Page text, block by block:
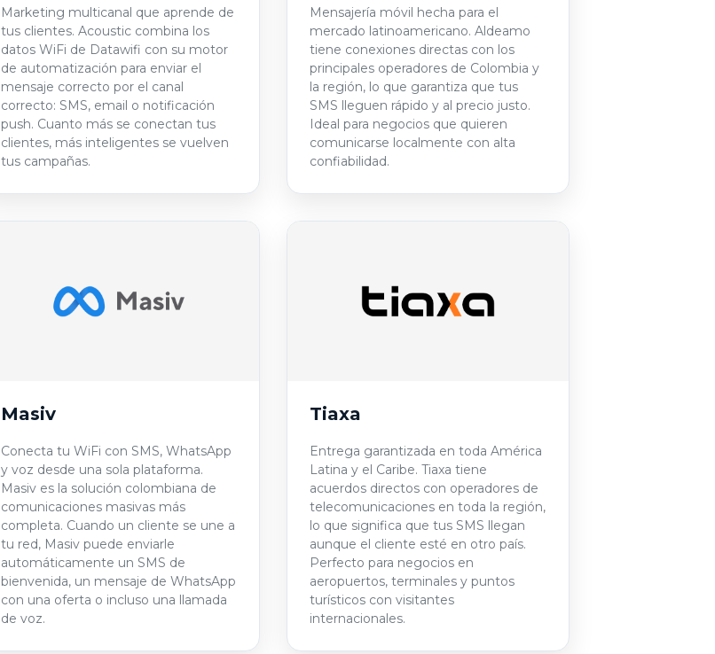
Marketing multicanal que aprende de
tus clientes. Acoustic combina los
datos WiFi de Datawifi con su motor
de automatización para enviar el
mensaje correcto por el canal
correcto: SMS, email o notificación
push. Cuanto más se conectan tus
clientes, más inteligentes se vuelven
tus campañas.
Mensajería móvil hecha para el
mercado latinoamericano. Aldeamo
tiene conexiones directas con los
principales operadores de Colombia y
la región, lo que garantiza que tus
SMS lleguen rápido y al precio justo.
Ideal para negocios que quieren
comunicarse localmente con alta
confiabilidad.
Masiv
Conecta tu WiFi con SMS, WhatsApp
y voz desde una sola plataforma.
Masiv es la solución colombiana de
comunicaciones masivas más
completa. Cuando un cliente se une a
tu red, Masiv puede enviarle
automáticamente un SMS de
bienvenida, un mensaje de WhatsApp
con una oferta o incluso una llamada
de voz.
Tiaxa
Entrega garantizada en toda América
Latina y el Caribe. Tiaxa tiene
acuerdos directos con operadores de
telecomunicaciones en toda la región,
lo que significa que tus SMS llegan
aunque el cliente esté en otro país.
Perfecto para negocios en
aeropuertos, terminales y puntos
turísticos con visitantes
internacionales.